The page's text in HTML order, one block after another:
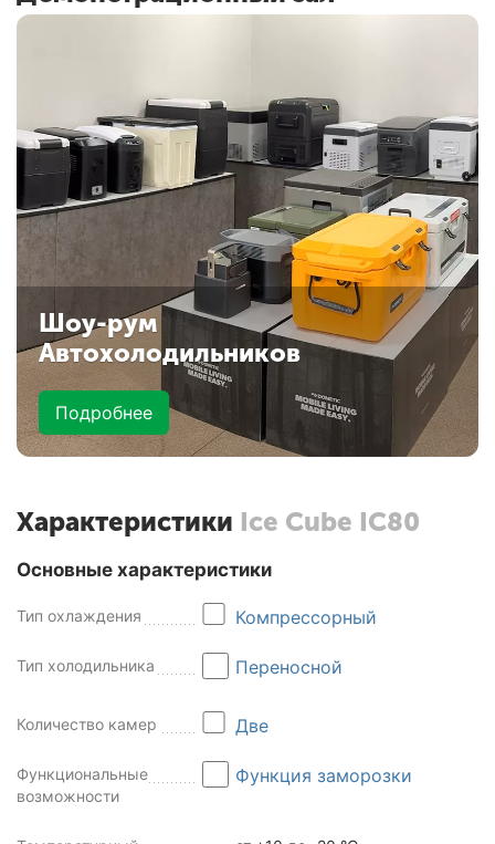
Шоу-рум
Автохолодильников
Подробнее
Характеристики Ice Cube IC80
Основные характеристики
Тип охлаждения Компрессорный
Тип холодильника Переносной
Количество камер Две
Функциональные
возможности
Функция заморозки